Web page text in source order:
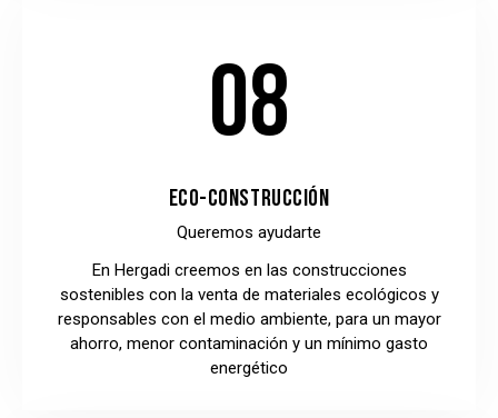
08
ECO-CONSTRUCCIÓN
Queremos ayudarte
En Hergadi creemos en las construcciones
sostenibles con la venta de materiales ecológicos y
responsables con el medio ambiente, para un mayor
ahorro, menor contaminación y un mínimo gasto
energético